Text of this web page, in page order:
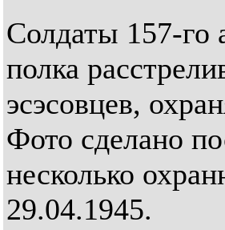
Солдаты 157-го
полка
эсэсовцев,
Фото сделано
несколько
29.04.1945.